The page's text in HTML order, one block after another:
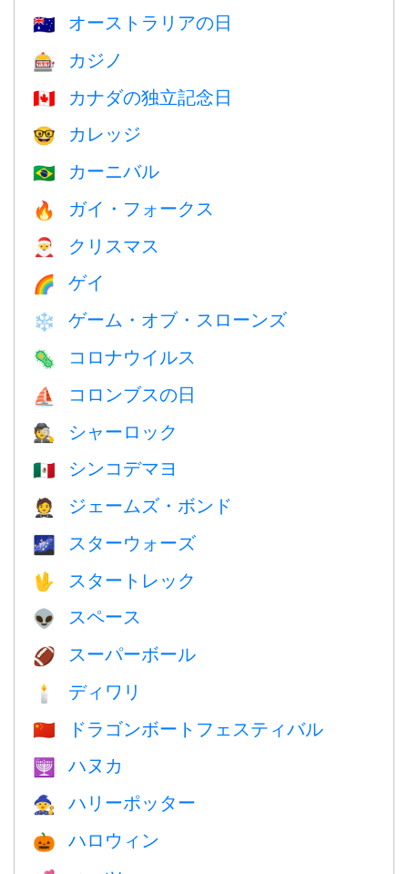
🇦🇺 オーストラリアの日
🎰 カジノ
🇨🇦 カナダの独立記念日
🤓 カレッジ
🇧🇷 カーニバル
🔥 ガイ・フォークス
🎅 クリスマス
🌈 ゲイ
❄️ ゲーム・オブ・スローンズ
🦠 コロナウイルス
⛵️ コロンブスの日
🕵️ シャーロック
🇲🇽 シンコデマヨ
🤵 ジェームズ・ボンド
🌌 スターウォーズ
🖖 スタートレック
👽 スペース
🏈 スーパーボール
🕯 ディワリ
🇨🇳 ドラゴンボートフェスティバル
🕎 ハヌカ
🧙 ハリーポッター
🎃 ハロウィン